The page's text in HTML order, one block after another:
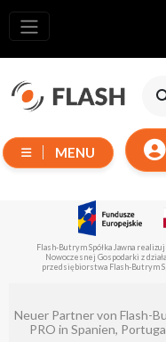
MENU
Alle
Produkte
Verschieben
Geräten
Reflektoren
Zubehör
Laser
Flash-Butrym Spółka Jawna führt
Fonds für regionale
Eventsklep – offizieller
Flash-